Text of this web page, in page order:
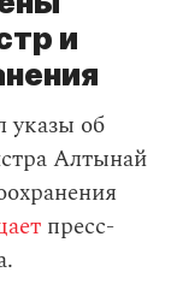
и
указы об
Алтынай
пресс-